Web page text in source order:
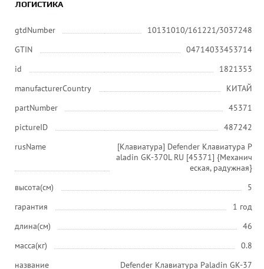
ЛОГИСТИКА
gtdNumber
10131010/161221/3037248
GTIN
04714033453714
id
1821353
manufacturerCountry
КИТАЙ
partNumber
45371
pictureID
487242
rusName
[Клавиатура] Defender Клавиатура P
aladin GK-370L RU [45371] {Механич
еская, радужная}
высота(см)
5
гарантия
1 год
длина(см)
46
масса(кг)
0.8
название
Defender Клавиатура Paladin GK-37